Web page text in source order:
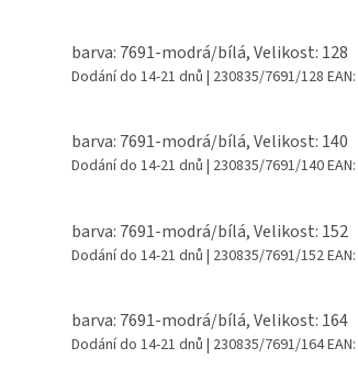
barva: 7691-modrá/bílá, Velikost: 128
Dodání do 14-21 dnů | 230835/7691/128 EAN:
barva: 7691-modrá/bílá, Velikost: 140
Dodání do 14-21 dnů | 230835/7691/140EAN:
barva: 7691-modrá/bílá, Velikost: 152
Dodání do 14-21 dnů | 230835/7691/152EAN:
barva: 7691-modrá/bílá, Velikost: 164
Dodání do 14-21 dnů | 230835/7691/164EAN: